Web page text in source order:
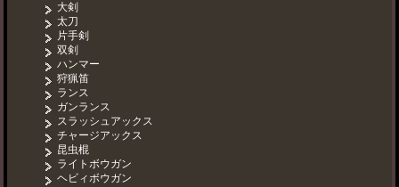
大剣
太刀
片手剣
双剣
ハンマー
狩猟笛
ランス
ガンランス
スラッシュアックス
チャージアックス
昆虫棍
ライトボウガン
ヘビィボウガン